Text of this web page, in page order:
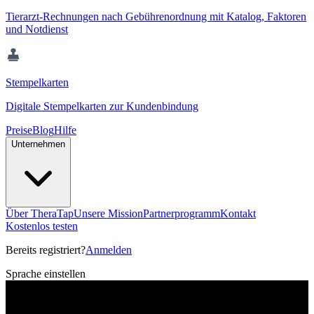
Tierarzt-Rechnungen nach Gebührenordnung mit Katalog, Faktoren
und Notdienst
Stempelkarten
Digitale Stempelkarten zur Kundenbindung
PreiseBlogHilfe
Unternehmen
Über TheraTapUnsere MissionPartnerprogrammKontakt
Kostenlos testen
Bereits registriert?Anmelden
Sprache einstellen